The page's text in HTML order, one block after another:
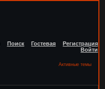
Поиск Гостевая
Регистрация
Войти
Активные темы